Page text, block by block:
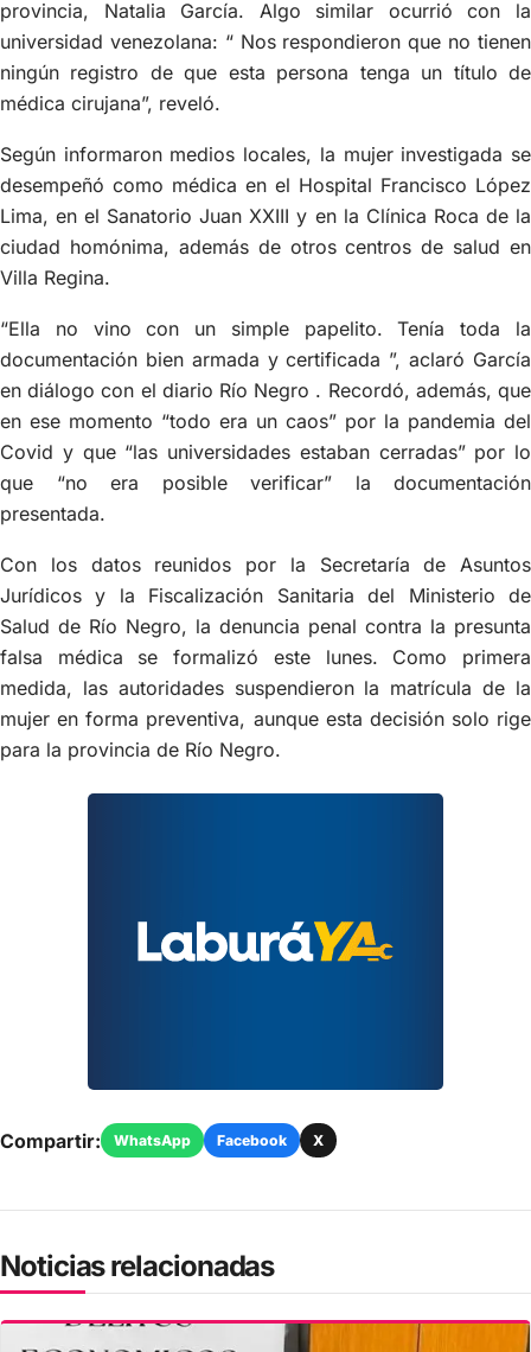
provincia, Natalia García. Algo similar ocurrió con la
universidad venezolana: “ Nos respondieron que no tienen
ningún registro de que esta persona tenga un título de
médica cirujana”, reveló.
Según informaron medios locales, la mujer investigada se
desempeñó como médica en el Hospital Francisco López
Lima, en el Sanatorio Juan XXIII y en la Clínica Roca de la
ciudad homónima, además de otros centros de salud en
Villa Regina.
“Ella no vino con un simple papelito. Tenía toda la
documentación bien armada y certificada ”, aclaró García
en diálogo con el diario Río Negro . Recordó, además, que
en ese momento “todo era un caos” por la pandemia del
Covid y que “las universidades estaban cerradas” por lo
que “no era posible verificar” la documentación
presentada.
Con los datos reunidos por la Secretaría de Asuntos
Jurídicos y la Fiscalización Sanitaria del Ministerio de
Salud de Río Negro, la denuncia penal contra la presunta
falsa médica se formalizó este lunes. Como primera
medida, las autoridades suspendieron la matrícula de la
mujer en forma preventiva, aunque esta decisión solo rige
para la provincia de Río Negro.
Compartir: WhatsApp Facebook X
Noticias relacionadas